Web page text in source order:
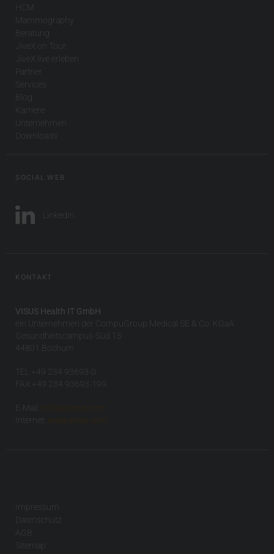
HCM
Mammography
Beratung
JiveX on Tour
JiveX live erleben
Partner
Services
Blog
Karriere
Unternehmen
Downloads
SOCIAL WEB
LinkedIn
KONTAKT
VISUS Health IT GmbH
ein Unternehmen der CompuGroup Medical SE & Co. KGaA
Gesundheitscampus-Süd 15
44801 Bochum
TEL +49 234 93693-0
FAX +49 234 93693-199
E-Mail:
info(at)visus.com
Internet:
www.visus.com
Impressum
Datenschutz
AGB
Sitemap